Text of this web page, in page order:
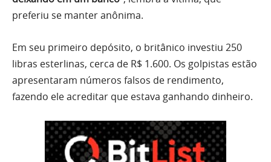
preferiu se manter anônima.
Em seu primeiro depósito, o britânico investiu 250
libras esterlinas, cerca de R$ 1.600. Os golpistas estão
apresentaram números falsos de rendimento,
fazendo ele acreditar que estava ganhando dinheiro.